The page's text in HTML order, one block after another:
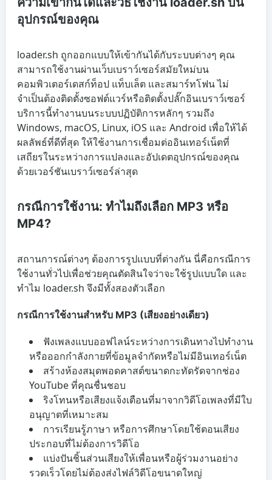
อุปกรณ์ของคุณ
loader.sh ถูกออกแบบให้เข้ากันได้กับระบบต่างๆ คุณ
สามารถใช้งานผ่านเว็บเบราว์เซอร์สมัยใหม่บน
คอมพิวเตอร์เดสก์ท็อป แท็บเล็ต และสมาร์ทโฟน ไม่
จำเป็นต้องติดตั้งซอฟต์แวร์หรือติดตั้งปลั๊กอินเบราว์เซอร์
บริการนี้ทำงานบนระบบปฏิบัติการหลักๆ รวมถึง
Windows, macOS, Linux, iOS และ Android เพื่อให้ได้
ผลลัพธ์ที่ดีที่สุด ให้ใช้งานการเชื่อมต่ออินเทอร์เน็ตที่
เสถียรในระหว่างการแปลงและอัปเดตอุปกรณ์ของคุณ
ด้วยเวอร์ชันเบราว์เซอร์ล่าสุด
กรณีการใช้งาน: ทำไมถึงเลือก MP3 หรือ
MP4?
สถานการณ์ต่างๆ ต้องการรูปแบบที่ต่างกัน นี่คือกรณีการ
ใช้งานทั่วไปเพื่อช่วยคุณตัดสินใจว่าจะใช้รูปแบบใด และ
ทำไม loader.sh จึงมีทั้งสองตัวเลือก
กรณีการใช้งานสำหรับ MP3 (เสียงอย่างเดียว)
ฟังเพลงแบบออฟไลน์ระหว่างการเดินทางไปทำงาน
หรือออกกำลังกายที่ข้อมูลจำกัดหรือไม่มีอินเทอร์เน็ต
สร้างห้องสมุดพอดคาสต์ขนาดกะทัดรัดจากช่อง
YouTube ที่คุณชื่นชอบ
ริงโทนหรือเสียงแจ้งเตือนที่มาจากวิดีโอเพลงที่มีใบ
อนุญาตที่เหมาะสม
การเรียนรู้ภาษา หรือการศึกษาโดยใช้ตอนเสียง
ประกอบที่ไม่ต้องการวิดีโอ
แบ่งปันชิ้นส่วนเสียงให้เพื่อนหรือผู้ร่วมงานอย่าง
รวดเร็วโดยไม่ต้องส่งไฟล์วิดีโอขนาดใหญ่